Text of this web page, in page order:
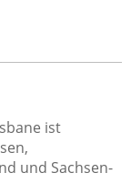
ist
und Sachsen-